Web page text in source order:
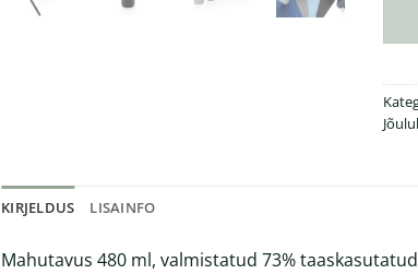
KIRJELDUS LISAINFO
Mahutavus 480 ml, valmistatud 73%